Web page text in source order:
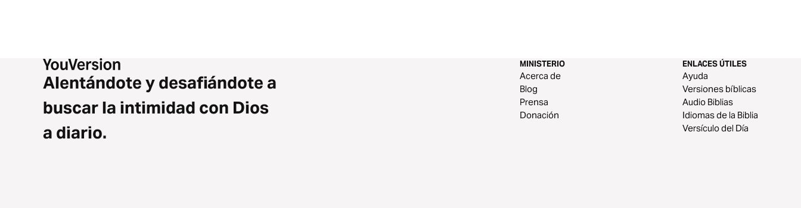
Alentándote y desafiándote a
buscar la intimidad con Dios
a diario.
MINISTERIO
Acerca de
Blog
Prensa
Donación
ENLACES ÚTILES
Ayuda
Versiones bíblicas
Audio Biblias
Idiomas de la Biblia
Versículo del Día